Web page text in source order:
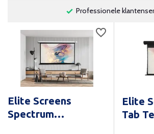
Professionele
Elite Screens
Spectrum
Elite
Tab